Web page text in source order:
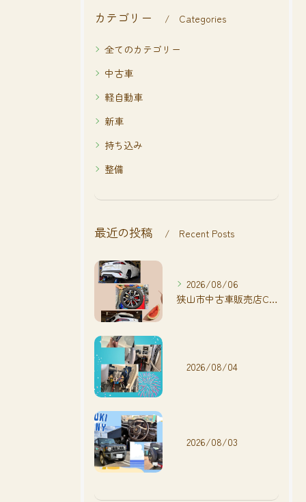
カテゴリー Categories
全てのカテゴリー
中古車
軽自動車
新車
持ち込み
整備
最近の投稿 Recent Posts
2026/08/06
狭山市中古車販売店CarShop FACT.🚗
2026/08/04
2026/08/03